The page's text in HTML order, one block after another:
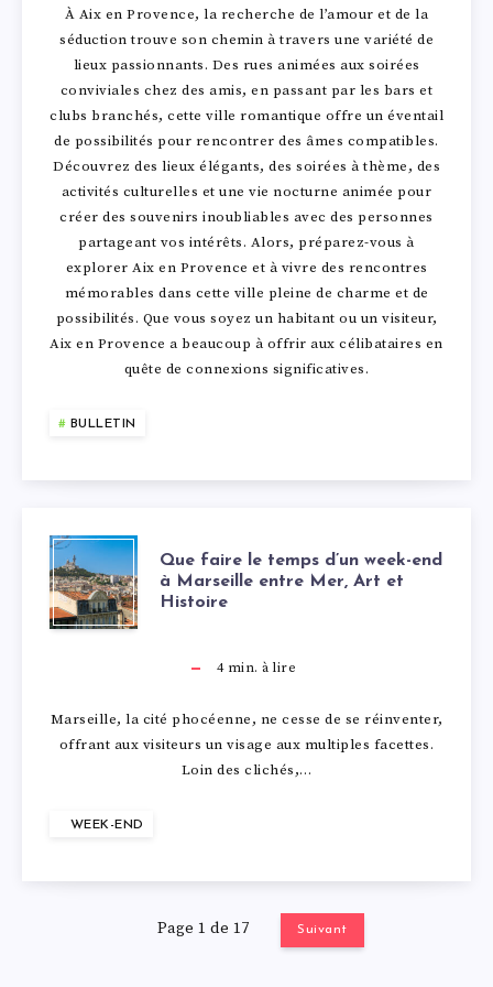
O
C
C
U
L
T
A
T
I
O
N
E
M
C
A
R
E
R
A
I
N
E
T
U
T
I
L
D
M
R
K
N
S
,
1
0
0
M
É
E
R
D
E
X
V
A
T
I
O
N
D
A
B
L
E
T
C
E
R
A
U
B
O
R
D
L
A
A
O
N
F
O
I
R
E
I
N
R
N
A
I
O
N
U
D
E
R
E
N
C
N
T
R
E
À
I
À Aix en Provence, la recherche de l’amour et de la
séduction trouve son chemin à travers une variété de
lieux passionnants. Des rues animées aux soirées
conviviales chez des amis, en passant par les bars et
clubs branchés, cette ville romantique offre un éventail
de possibilités pour rencontrer des âmes compatibles.
Découvrez des lieux élégants, des soirées à thème, des
activités culturelles et une vie nocturne animée pour
créer des souvenirs inoubliables avec des personnes
partageant vos intérêts. Alors, préparez-vous à
explorer Aix en Provence et à vivre des rencontres
mémorables dans cette ville pleine de charme et de
possibilités. Que vous soyez un habitant ou un visiteur,
Aix en Provence a beaucoup à offrir aux célibataires en
quête de connexions significatives.
BULLETIN
Q
U
F
R
Que faire le temps d’un week-end
à Marseille entre Mer, Art et
Histoire
4min. à lire
Marseille, la cité phocéenne, ne cesse de se réinventer,
offrant aux visiteurs un visage aux multiples facettes.
Loin des clichés,…
WEEK-END
Page 1 de 17 Suivant